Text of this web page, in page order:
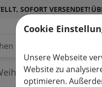
SOFORT VERSENDET!
Cookie
Unsere Webseite
Website zu
optimieren.